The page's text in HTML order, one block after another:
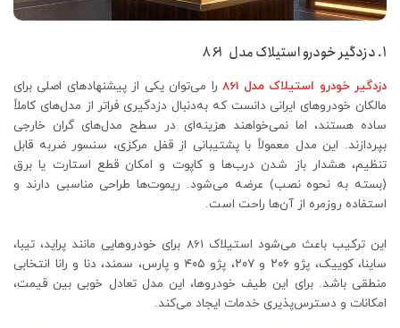
1. دزدگیر خودرو استیلاک مدل 861
دزدگیر خودرو استیلاک مدل 861
را می‌توان یکی از پیشنهادهای اصلی برای
مالکان خودروهای ایرانی دانست که به‌دنبال دزدگیری فراتر از مدل‌های کاملاً
ساده هستند، اما نمی‌خواهند هزینه‌ای در سطح مدل‌های گران خارجی
بپردازند. این مدل معمولاً با پشتیبانی از قفل مرکزی، سنسور ضربه قابل
تنظیم، هشدار باز شدن درب‌ها و کاپوت و امکان قطع استارت یا برق
(بسته به نحوه نصب) عرضه می‌شود. ریموت‌ها طراحی مناسبی دارند و
استفاده روزمره از آن‌ها راحت است.
این ترکیب باعث می‌شود استیلاک 861 برای خودروهایی مانند پراید، تیبا،
ساینا، کوییک، پژو ۲۰۶ و ۲۰۷، پژو ۴۰۵ و پارس، سمند، دنا و رانا انتخابی
منطقی باشد. برای این طیف خودروها، این مدل تعادل خوبی بین قیمت،
امکانات و دسترس‌پذیری خدمات ایجاد می‌کند.